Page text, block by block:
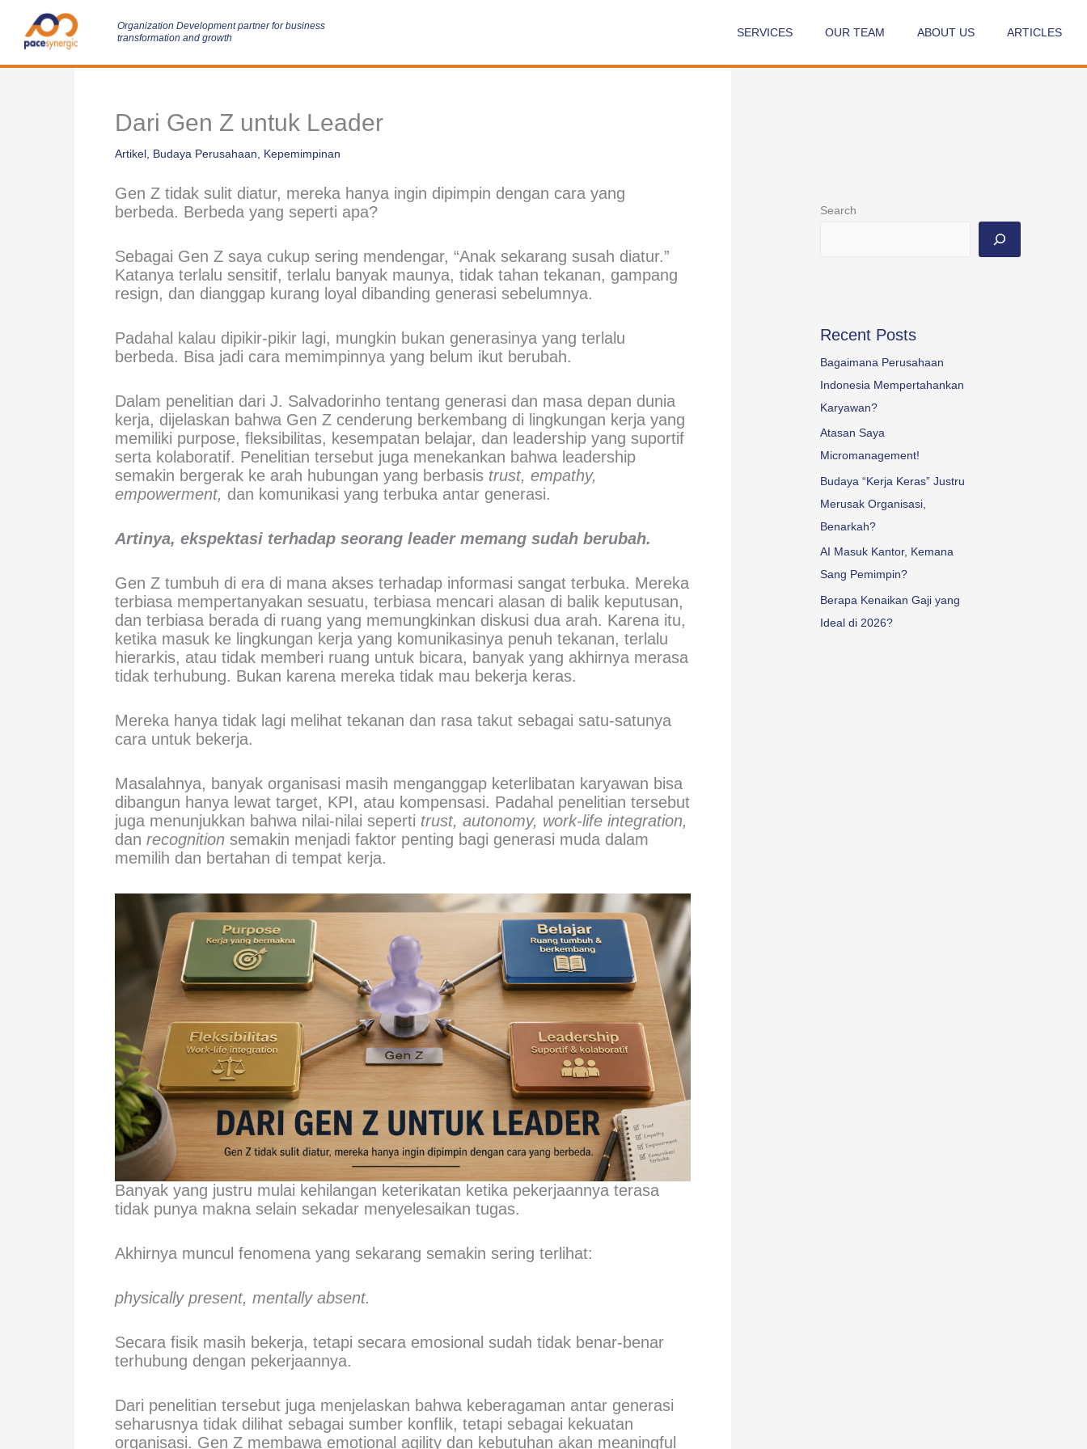
content
Organization Development partner for business
transformation and growth
SERVICES OUR TEAM ABOUT US ARTICLES
Dari Gen Z untuk Leader
Artikel Budaya Perusahaan Kepemimpinan
Gen Z tidak sulit diatur, mereka hanya ingin dipimpin dengan cara yang
berbeda. Berbeda yang seperti apa?
Sebagai Gen Z saya cukup sering mendengar, “Anak sekarang susah diatur.”
Katanya terlalu sensitif, terlalu banyak maunya, tidak tahan tekanan, gampang
resign, dan dianggap kurang loyal dibanding generasi sebelumnya.
Padahal kalau dipikir-pikir lagi, mungkin bukan generasinya yang terlalu
berbeda. Bisa jadi cara memimpinnya yang belum ikut berubah.
Dalam penelitian dari J. Salvadorinho tentang generasi dan masa depan dunia
kerja, dijelaskan bahwa Gen Z cenderung berkembang di lingkungan kerja yang
memiliki purpose, fleksibilitas, kesempatan belajar, dan leadership yang suportif
serta kolaboratif. Penelitian tersebut juga menekankan bahwa leadership
semakin bergerak ke arah hubungan yang berbasis trust, empathy,
empowerment, dan komunikasi yang terbuka antar generasi.
Artinya, ekspektasi terhadap seorang leader memang sudah berubah.
Gen Z tumbuh di era di mana akses terhadap informasi sangat terbuka. Mereka
terbiasa mempertanyakan sesuatu, terbiasa mencari alasan di balik keputusan,
dan terbiasa berada di ruang yang memungkinkan diskusi dua arah. Karena itu,
ketika masuk ke lingkungan kerja yang komunikasinya penuh tekanan, terlalu
hierarkis, atau tidak memberi ruang untuk bicara, banyak yang akhirnya merasa
tidak terhubung. Bukan karena mereka tidak mau bekerja keras.
Mereka hanya tidak lagi melihat tekanan dan rasa takut sebagai satu-satunya
cara untuk bekerja.
Masalahnya, banyak organisasi masih menganggap keterlibatan karyawan bisa
dibangun hanya lewat target, KPI, atau kompensasi. Padahal penelitian tersebut
juga menunjukkan bahwa nilai-nilai seperti trust, autonomy, work-life integration,
dan recognition semakin menjadi faktor penting bagi generasi muda dalam
memilih dan bertahan di tempat kerja.
Banyak yang justru mulai kehilangan keterikatan ketika pekerjaannya terasa
tidak punya makna selain sekadar menyelesaikan tugas.
Akhirnya muncul fenomena yang sekarang semakin sering terlihat:
physically present, mentally absent.
Secara fisik masih bekerja, tetapi secara emosional sudah tidak benar-benar
terhubung dengan pekerjaannya.
Dari penelitian tersebut juga menjelaskan bahwa keberagaman antar generasi
seharusnya tidak dilihat sebagai sumber konflik, tetapi sebagai kekuatan
organisasi. Gen Z membawa emotional agility dan kebutuhan akan meaningful
Search
Recent Posts
Bagaimana Perusahaan
Indonesia Mempertahankan
Karyawan?
Atasan Saya
Micromanagement!
Budaya “Kerja Keras” Justru
Merusak Organisasi,
Benarkah?
AI Masuk Kantor, Kemana
Sang Pemimpin?
Berapa Kenaikan Gaji yang
Ideal di 2026?